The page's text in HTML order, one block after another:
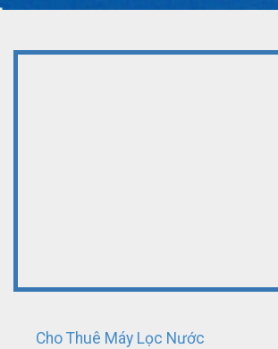
Cho Thuê Máy Lọc Nước